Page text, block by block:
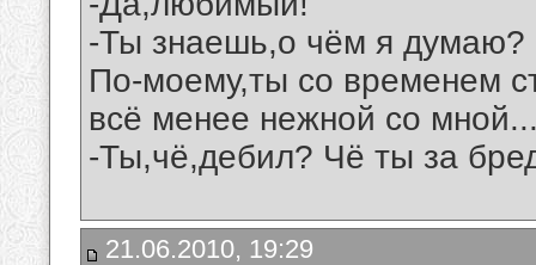
-Ты знаешь,о чём я думаю?
По-моему,ты со временем
всё менее нежной со
-Ты,чё,дебил? Чё ты за
21.06.2010, 19:29